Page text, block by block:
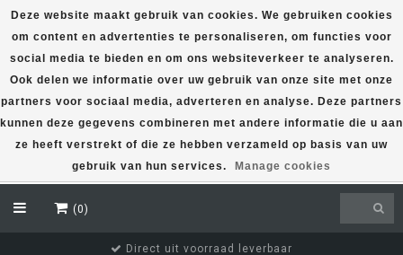
(0)
Direct uit voorraad leverbaar
Deze website maakt gebruik van cookies. We gebruiken cookies
om content en advertenties te personaliseren, om functies voor
social media te bieden en om ons websiteverkeer te analyseren.
Ook delen we informatie over uw gebruik van onze site met onze
partners voor sociaal media, adverteren en analyse. Deze partners
kunnen deze gegevens combineren met andere informatie die u aan
ze heeft verstrekt of die ze hebben verzameld op basis van uw
gebruik van hun services.
Manage cookies